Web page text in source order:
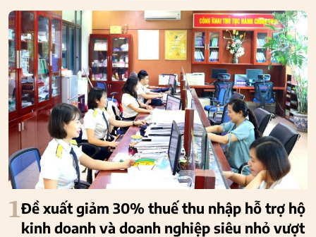
1Đề xuất giảm 30% thuế thu nhập hỗ trợ hộ
kinh doanh và doanh nghiệp siêu nhỏ vượt